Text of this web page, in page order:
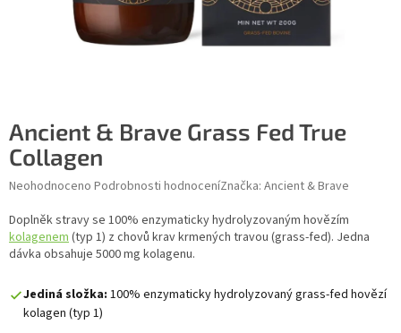
Ancient & Brave Grass Fed True
Collagen
Průměrné hodnocení produktu je 0,0 z 5 hvězdiček.
Neohodnoceno Podrobnosti hodnoceníZnačka: Ancient & Brave
Doplněk stravy se 100% enzymaticky hydrolyzovaným hovězím
kolagenem(typ 1) z chovů krav krmených travou (grass-fed). Jedna
dávka obsahuje 5000 mg kolagenu.
Jediná složka: 100% enzymaticky hydrolyzovaný grass-fed hovězí
kolagen (typ 1)